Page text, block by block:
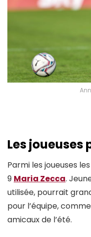
Les joueuses
Parmi les joueuses
9 Maria Zecca.
utilisée, pourrait
pour l’équipe,
amicaux de l’été.